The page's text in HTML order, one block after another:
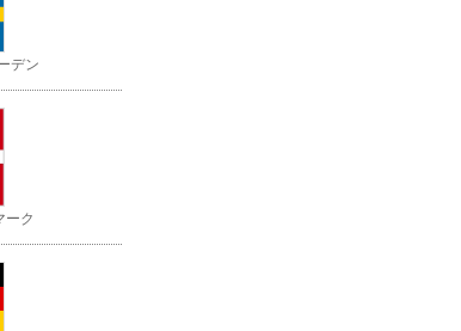
デン
ーク